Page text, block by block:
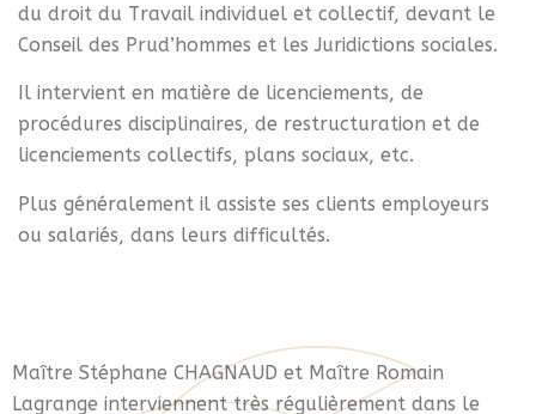
du droit du Travail individuel et collectif, devant le
Conseil des Prud’hommes et les Juridictions sociales.
Il intervient en matière de licenciements, de
procédures disciplinaires, de restructuration et de
licenciements collectifs, plans sociaux, etc.
Plus généralement il assiste ses clients employeurs
ou salariés, dans leurs difficultés.
Maître Stéphane CHAGNAUD et Maître Romain
Lagrange interviennent très régulièrement dans le